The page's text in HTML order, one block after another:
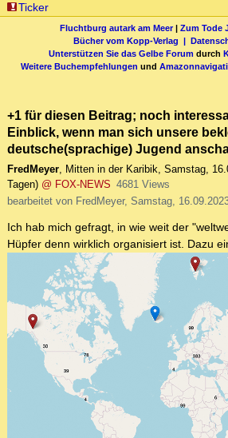
Ticker
Fluchtburg autark am Meer| Zum Tode
Bücher vom Kopp-Verlag |
Unterstützen Sie das Gelbe Forum durch
Weitere Buchempfehlungen und
+1 für diesen Beitrag; noch
Einblick, wenn man sich unsere
deutsche(sprachige) Jugend
FredMeyer, Mitten in der Karibik, Samstag,
Tagen) @ FOX-NEWS 4681 Views
bearbeitet von FredMeyer, Samstag,
Ich hab mich gefragt, in wie weit der
Hüpfer denn wirklich organisiert ist. Dazu